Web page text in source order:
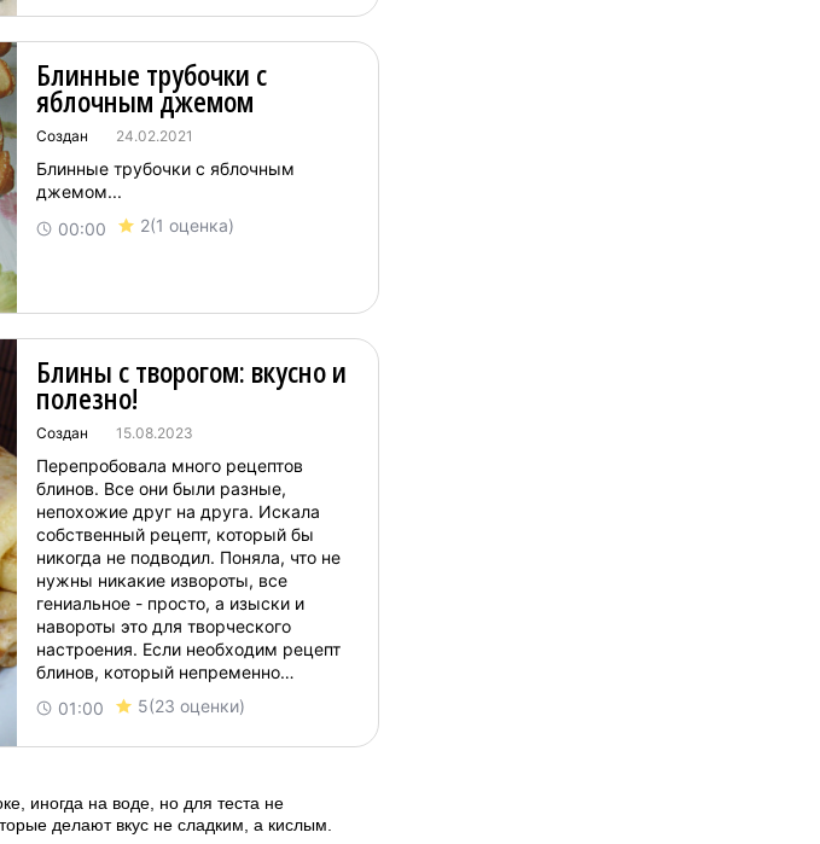
Блинные трубочки с
яблочным джемом
Создан 24.02.2021
00:00 2(1 оценка)
Блинные трубочки с яблочным
джемом...
Блины с творогом: вкусно и
полезно!
Создан 15.08.2023
01:00 5(23 оценки)
Перепробовала много рецептов
блинов. Все они были разные,
непохожие друг на друга. Искала
собственный рецепт, который бы
никогда не подводил. Поняла, что не
нужны никакие извороты, все
гениальное - просто, а изыски и
навороты это для творческого
настроения. Если необходим рецепт
блинов, который непременно
получится -то читайте и сохраняйте.
Блины на молоке получаются самые
иногда на воде, но для теста не
делают вкус не сладким, а кислым.